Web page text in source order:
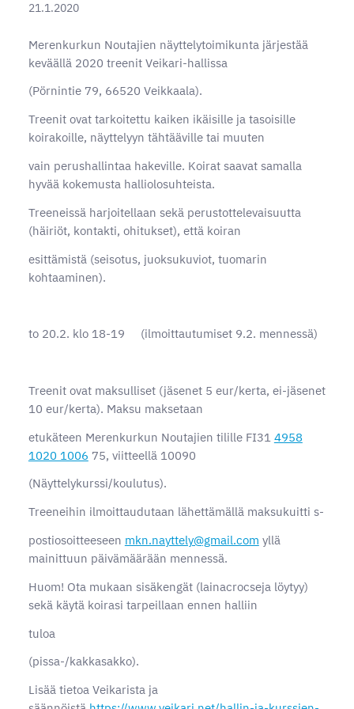
21.1.2020
Merenkurkun Noutajien näyttelytoimikunta järjestää
keväällä 2020 treenit Veikari-hallissa
(Pörnintie 79, 66520 Veikkaala).
Treenit ovat tarkoitettu kaiken ikäisille ja tasoisille
koirakoille, näyttelyyn tähtääville tai muuten
vain perushallintaa hakeville. Koirat saavat samalla
hyvää kokemusta halliolosuhteista.
Treeneissä harjoitellaan sekä perustottelevaisuutta
(häiriöt, kontakti, ohitukset), että koiran
esittämistä (seisotus, juoksukuviot, tuomarin
kohtaaminen).
to 20.2. klo 18-19​ (ilmoittautumiset 9.2. mennessä)
Treenit ovat maksulliset (jäsenet 5 eur/kerta, ei-jäsenet
10 eur/kerta). Maksu maksetaan
etukäteen Merenkurkun Noutajien tilille FI31 4958
1020 1006 75, viitteellä 10090
(Näyttelykurssi/koulutus).
Treeneihin ilmoittaudutaan lähettämällä maksukuitti s-
postiosoitteeseen mkn.nayttely@gmail.com yllä
mainittuun päivämäärään mennessä.
Huom! Ota mukaan sisäkengät (lainacrocseja löytyy)
sekä käytä koirasi tarpeillaan ennen halliin
tuloa
(pissa-/kakkasakko).
Lisää tietoa Veikarista ja